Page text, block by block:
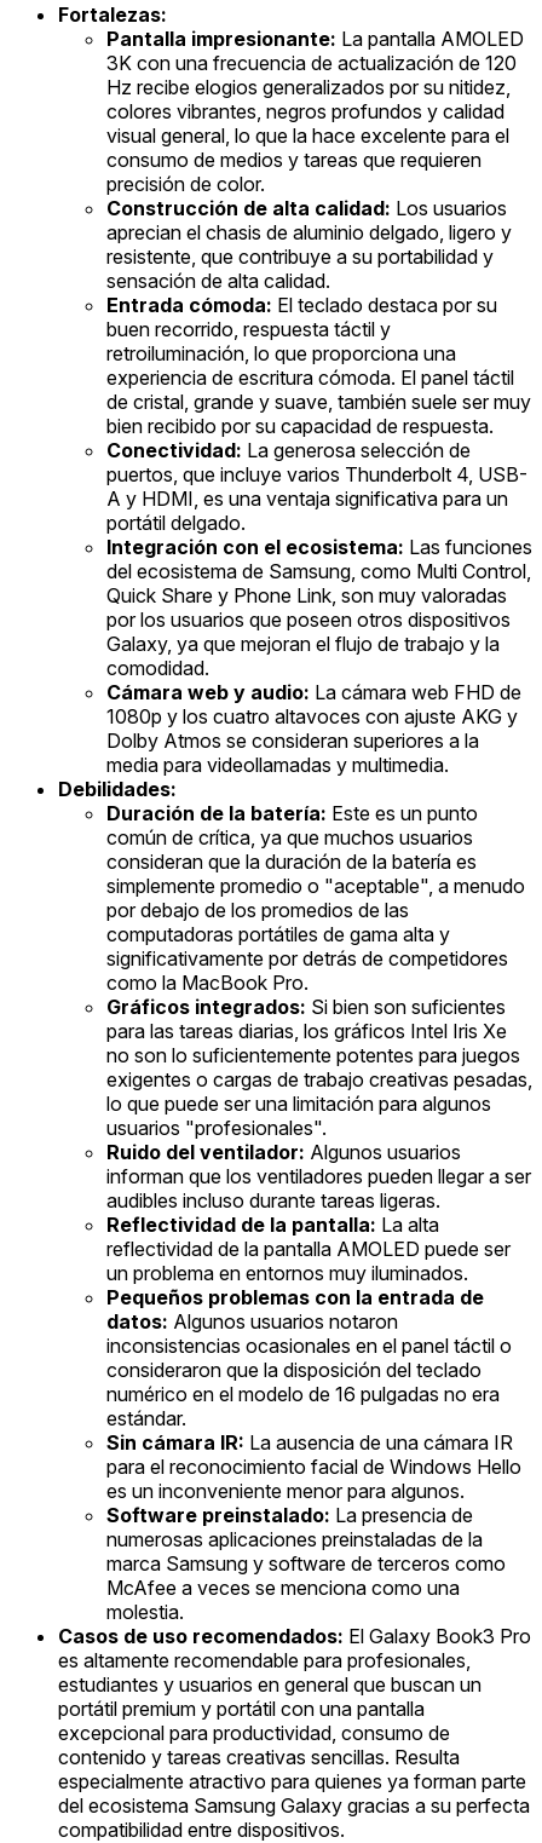
Fortalezas:
Pantalla impresionante: La pantalla AMOLED
3K con una frecuencia de actualización de 120
Hz recibe elogios generalizados por su nitidez,
colores vibrantes, negros profundos y calidad
visual general, lo que la hace excelente para el
consumo de medios y tareas que requieren
precisión de color.
Construcción de alta calidad: Los usuarios
aprecian el chasis de aluminio delgado, ligero y
resistente, que contribuye a su portabilidad y
sensación de alta calidad.
Entrada cómoda: El teclado destaca por su
buen recorrido, respuesta táctil y
retroiluminación, lo que proporciona una
experiencia de escritura cómoda. El panel táctil
de cristal, grande y suave, también suele ser muy
bien recibido por su capacidad de respuesta.
Conectividad: La generosa selección de
puertos, que incluye varios Thunderbolt 4, USB-
A y HDMI, es una ventaja significativa para un
portátil delgado.
Integración con el ecosistema: Las funciones
del ecosistema de Samsung, como Multi Control,
Quick Share y Phone Link, son muy valoradas
por los usuarios que poseen otros dispositivos
Galaxy, ya que mejoran el flujo de trabajo y la
comodidad.
Cámara web y audio: La cámara web FHD de
1080p y los cuatro altavoces con ajuste AKG y
Dolby Atmos se consideran superiores a la
media para videollamadas y multimedia.
Debilidades:
Duración de la batería: Este es un punto
común de crítica, ya que muchos usuarios
consideran que la duración de la batería es
simplemente promedio o "aceptable", a menudo
por debajo de los promedios de las
computadoras portátiles de gama alta y
significativamente por detrás de competidores
como la MacBook Pro.
Gráficos integrados: Si bien son suficientes
para las tareas diarias, los gráficos Intel Iris Xe
no son lo suficientemente potentes para juegos
exigentes o cargas de trabajo creativas pesadas,
lo que puede ser una limitación para algunos
usuarios "profesionales".
Ruido del ventilador: Algunos usuarios
informan que los ventiladores pueden llegar a ser
audibles incluso durante tareas ligeras.
Reflectividad de la pantalla: La alta
reflectividad de la pantalla AMOLED puede ser
un problema en entornos muy iluminados.
Pequeños problemas con la entrada de
datos: Algunos usuarios notaron
inconsistencias ocasionales en el panel táctil o
consideraron que la disposición del teclado
numérico en el modelo de 16 pulgadas no era
estándar.
Sin cámara IR: La ausencia de una cámara IR
para el reconocimiento facial de Windows Hello
es un inconveniente menor para algunos.
Software preinstalado: La presencia de
numerosas aplicaciones preinstaladas de la
marca Samsung y software de terceros como
McAfee a veces se menciona como una
molestia.
Casos de uso recomendados: El Galaxy Book3 Pro
es altamente recomendable para profesionales,
estudiantes y usuarios en general que buscan un
portátil premium y portátil con una pantalla
excepcional para productividad, consumo de
contenido y tareas creativas sencillas. Resulta
especialmente atractivo para quienes ya forman parte
del ecosistema Samsung Galaxy gracias a su perfecta
compatibilidad entre dispositivos.